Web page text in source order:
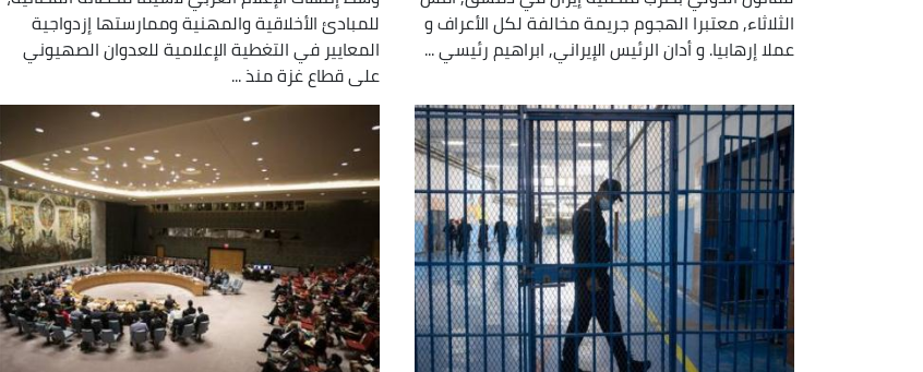
الثلاثاء, معتبرا الهجوم جريمة مخالفة لكل الأعراف و
عملا إرهابيا. و أدان الرئيس الإيراني, ابراهيم رئيسي ...
للمبادئ الأخلاقية والمهنية وممارستها إزدواجية
المعايير في التغطية الإعلامية للعدوان الصهيوني
على قطاع غزة منذ ...